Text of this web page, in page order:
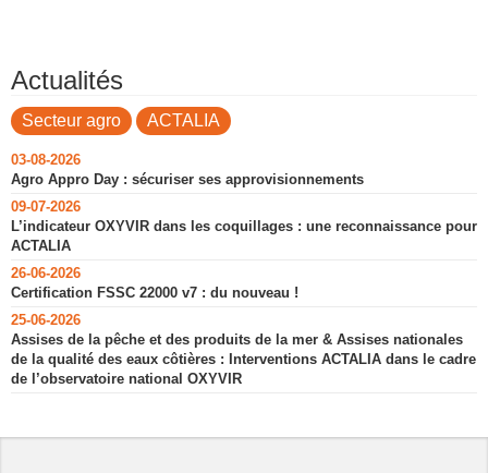
Actualités
Secteur agro ACTALIA
03-08-2026
Agro Appro Day : sécuriser ses approvisionnements
09-07-2026
L’indicateur OXYVIR dans les coquillages : une reconnaissance pour
ACTALIA
26-06-2026
Certification FSSC 22000 v7 : du nouveau !
25-06-2026
Assises de la pêche et des produits de la mer & Assises nationales
de la qualité des eaux côtières : Interventions ACTALIA dans le cadre
de l’observatoire national OXYVIR